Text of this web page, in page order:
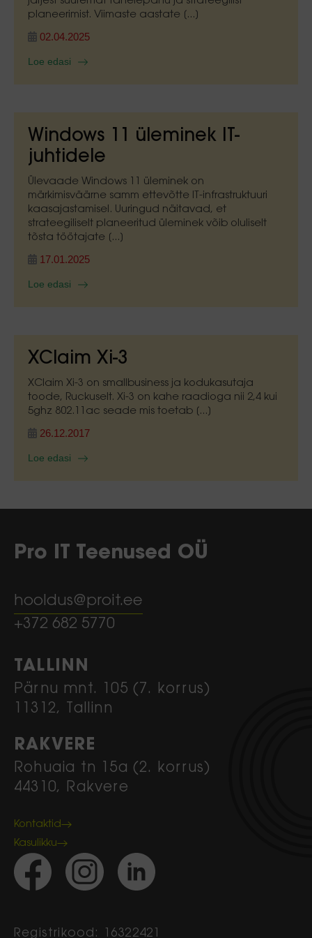
planeerimist. Viimaste aastate [...]
02.04.2025
Loe edasi
Windows 11 üleminek IT-
juhtidele
Ülevaade Windows 11 üleminek on
märkimisväärne samm ettevõtte IT-infrastruktuuri
kaasajastamisel. Uuringud näitavad, et
strateegiliselt planeeritud üleminek võib oluliselt
tõsta töötajate [...]
17.01.2025
Loe edasi
XClaim Xi-3
XClaim Xi-3 on smallbusiness ja kodukasutaja
toode, Ruckuselt. Xi-3 on kahe raadioga nii 2,4 kui
5ghz 802.11ac seade mis toetab [...]
26.12.2017
Loe edasi
Pro IT Teenused OÜ
hooldus@proit.ee
+372 682 5770
TALLINN
Pärnu mnt. 105 (7. korrus)
11312, Tallinn
RAKVERE
Rohuaia tn 15a (2. korrus)
44310, Rakvere
Kontaktid
Kasulikku
Registrikood: 16322421